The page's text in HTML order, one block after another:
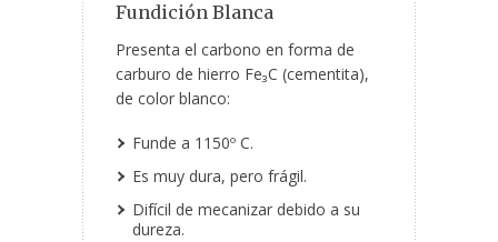
Fundición Blanca
Presenta el carbono en forma de
carburo de hierro Fe₃C (cementita),
de color blanco:
Funde a 1150º C.
Es muy dura, pero frágil.
Difícil de mecanizar debido a su
dureza.